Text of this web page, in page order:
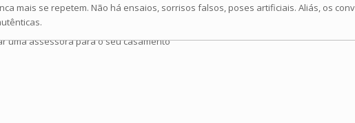
mais se repetem. Não há ensaios, sorrisos falsos, poses artificiais. Aliás, os